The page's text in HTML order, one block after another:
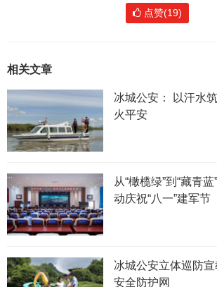
点赞(19)
相关文章
冰城公安： 以汗水
火平安
从“橄榄绿”到“藏青
动庆祝“八一”建军节
冰城公安立体巡防
安全防护网